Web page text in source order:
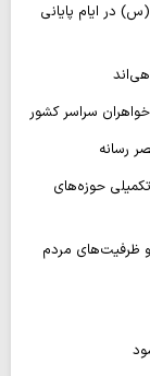
در ایام پایانی
سراسر کشور
رسانه
حوزه‌های
ظرفیت‌های مردم